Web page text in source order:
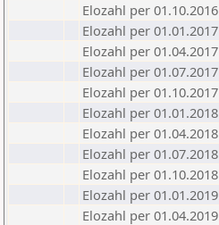
Elozahl per 01.10.2016
Elozahl per 01.01.2017
Elozahl per 01.04.2017
Elozahl per 01.07.2017
Elozahl per 01.10.2017
Elozahl per 01.01.2018
Elozahl per 01.04.2018
Elozahl per 01.07.2018
Elozahl per 01.10.2018
Elozahl per 01.01.2019
Elozahl per 01.04.2019